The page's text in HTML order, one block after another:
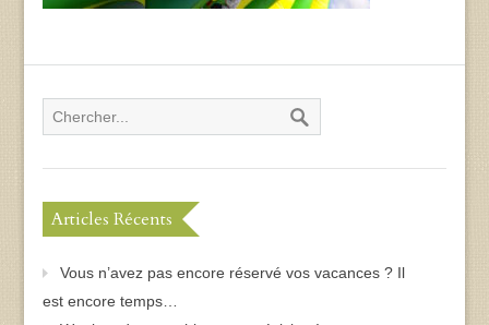
Articles Récents
Vous n’avez pas encore réservé vos vacances ? Il
est encore temps…